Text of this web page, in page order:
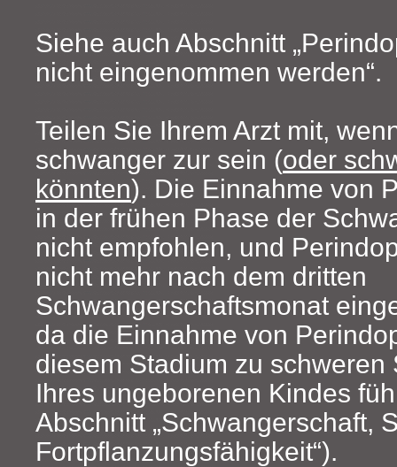
Siehe auch Abschnitt
nicht eingenommen werden“.
Teilen Sie Ihrem Arzt mit,
schwanger zur sein (oder
könnten). Die Einnahme von
in der frühen Phase der
nicht empfohlen, und
nicht mehr nach dem dritten
Schwangerschaftsmonat
da die Einnahme von
diesem Stadium zu schweren
Ihres ungeborenen Kindes
Abschnitt „Schwangerschaft,
Fortpflanzungsfähigkeit“).